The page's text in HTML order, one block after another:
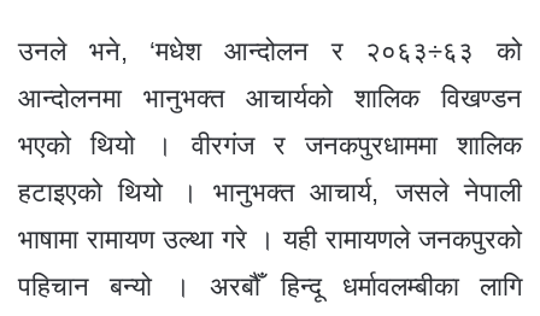
उनले भने, ‘मधेश आन्दोलन र २०६३÷६३ को
आन्दोलनमा भानुभक्त आचार्यको शालिक विखण्डन
भएको थियो । वीरगंज र जनकपुरधाममा शालिक
हटाइएको थियो । भानुभक्त आचार्य, जसले नेपाली
भाषामा रामायण उल्था गरे । यही रामायणले जनकपुरको
पहिचान बन्यो । अरबौँ हिन्दू धर्मावलम्बीका लागि